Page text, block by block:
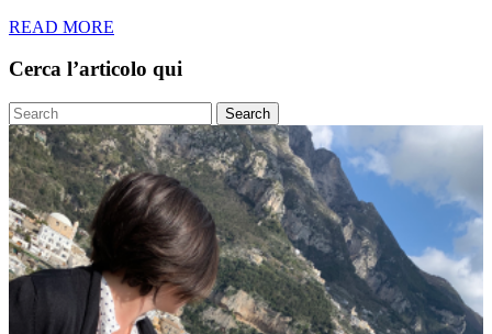
READ MORE
Cerca l’articolo qui
Search
for: